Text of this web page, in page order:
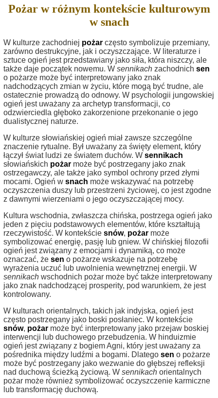
Pożar w różnym kontekście kulturowym
w snach
W kulturze zachodniej pożar często symbolizuje przemiany,
zarówno destrukcyjne, jak i oczyszczające. W literaturze i
sztuce ogień jest przedstawiany jako siła, która niszczy, ale
także daje początek nowemu. W sennikach zachodnich sen
o pożarze może być interpretowany jako znak
nadchodzących zmian w życiu, które mogą być trudne, ale
ostatecznie prowadzą do odnowy. W psychologii jungowskiej
ogień jest uważany za archetyp transformacji, co
odzwierciedla głęboko zakorzenione przekonanie o jego
dualistycznej naturze.
W kulturze słowiańskiej ogień miał zawsze szczególne
znaczenie rytualne. Był uważany za święty element, który
łączył świat ludzi ze światem duchów. W sennikach
słowiańskich pożar może być postrzegany jako znak
ostrzegawczy, ale także jako symbol ochrony przed złymi
mocami. Ogień w snach może wskazywać na potrzebę
oczyszczenia duszy lub przestrzeni życiowej, co jest zgodne
z dawnymi wierzeniami o jego oczyszczającej mocy.
Kultura wschodnia, zwłaszcza chińska, postrzega ogień jako
jeden z pięciu podstawowych elementów, które kształtują
rzeczywistość. W kontekście snów, pożar może
symbolizować energię, pasję lub gniew. W chińskiej filozofii
ogień jest związany z emocjami i dynamiką, co może
oznaczać, że sen o pożarze wskazuje na potrzebę
wyrażenia uczuć lub uwolnienia wewnętrznej energii. W
sennikach wschodnich pożar może być także interpretowany
jako znak nadchodzącej prosperity, pod warunkiem, że jest
kontrolowany.
W kulturach orientalnych, takich jak indyjska, ogień jest
często postrzegany jako boski posłaniec. W kontekście
snów, pożar może być interpretowany jako przejaw boskiej
interwencji lub duchowego przebudzenia. W hinduizmie
ogień jest związany z bogiem Agni, który jest uważany za
pośrednika między ludźmi a bogami. Dlatego sen o pożarze
może być postrzegany jako wezwanie do głębszej refleksji
nad duchową ścieżką życiową. W sennikach orientalnych
pożar może również symbolizować oczyszczenie karmiczne
lub transformację duchową.